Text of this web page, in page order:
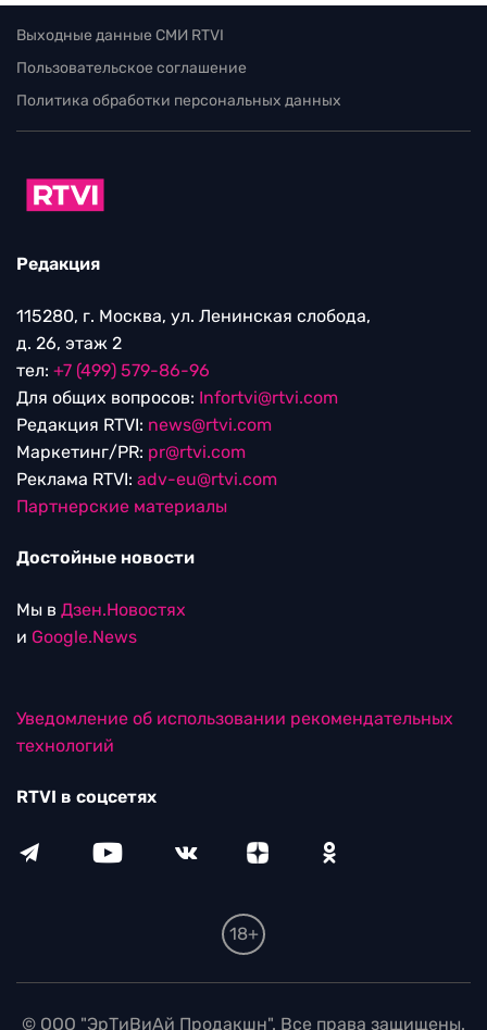
Выходные данные СМИ RTVI
Пользовательское соглашение
Политика обработки персональных данных
Редакция
115280, г. Москва, ул. Ленинская слобода,
д. 26, этаж 2
тел: +7 (499) 579-86-96
Для общих вопросов: Infortvi@rtvi.com
Редакция RTVI: news@rtvi.com
Маркетинг/PR: pr@rtvi.com
Реклама RTVI: adv-eu@rtvi.com
Партнерские материалы
Достойные новости
Мы в Дзен.Новостях
и Google.News
Уведомление об использовании рекомендательных
технологий
RTVI в соцсетях
18+
© ООО "ЭрТиВиАй Продакшн". Все права защищены.